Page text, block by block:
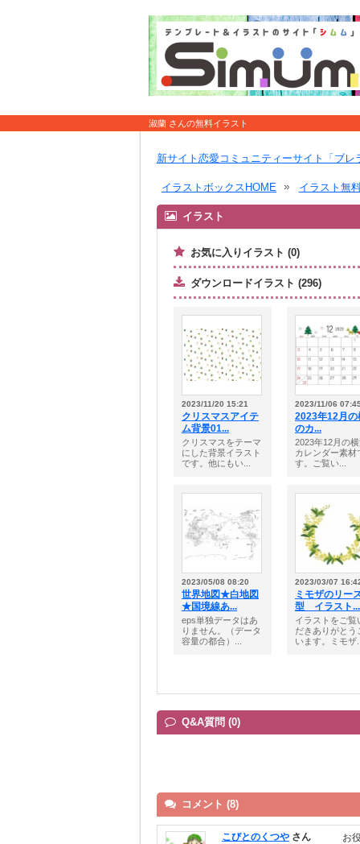
淑蘭 さんの無料イラスト
新サイト恋愛コミュニティーサイト「ブレ
イラストボックスHOME イラスト無
イラスト
お気に入りイラスト (0)
ダウンロードイラスト (296)
2023/11/20 15:21
クリスマスアイテ
ム背景01...
クリスマスをテーマ
にした背景イラスト
です。他にもい...
2023/11/06
2023年12月の
のカ...
2023年12月の
カレンダー素材
す。ご覧い...
2023/05/08 08:20
世界地図★白地図
★国境線あ...
eps単独データはあ
りません。（データ
容量の都合）...
2023/03/07
ミモザのリー
型 イラスト...
イラストをご覧
だきありがとう
います。ミモザ
Q&A質問 (0)
コメント (8)
こびとのくつや さん
お